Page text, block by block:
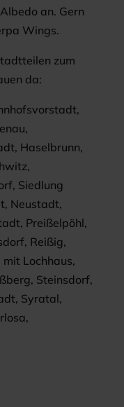
an. Gern
Wings.
zum
da:
Haselbrunn,
Siedlung
Neustadt,
Preißelpöhl,
Reißig,
Lochhaus,
Steinsdorf,
Syratal,